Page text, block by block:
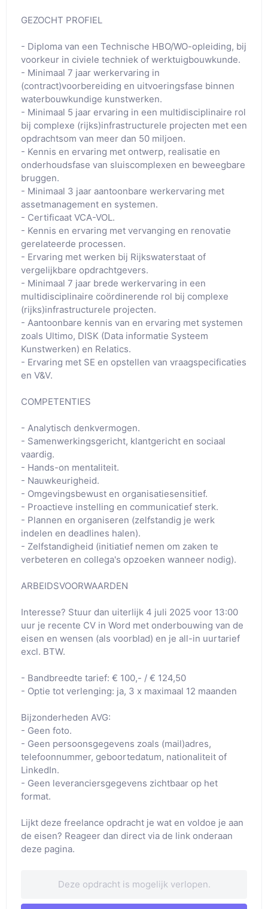
GEZOCHT PROFIEL
- Diploma van een Technische HBO/WO-opleiding, bij
voorkeur in civiele techniek of werktuigbouwkunde.
- Minimaal 7 jaar werkervaring in
(contract)voorbereiding en uitvoeringsfase binnen
waterbouwkundige kunstwerken.
- Minimaal 5 jaar ervaring in een multidisciplinaire rol
bij complexe (rijks)infrastructurele projecten met een
opdrachtsom van meer dan 50 miljoen.
- Kennis en ervaring met ontwerp, realisatie en
onderhoudsfase van sluiscomplexen en beweegbare
bruggen.
- Minimaal 3 jaar aantoonbare werkervaring met
assetmanagement en systemen.
- Certificaat VCA-VOL.
- Kennis en ervaring met vervanging en renovatie
gerelateerde processen.
- Ervaring met werken bij Rijkswaterstaat of
vergelijkbare opdrachtgevers.
- Minimaal 7 jaar brede werkervaring in een
multidisciplinaire coördinerende rol bij complexe
(rijks)infrastructurele projecten.
- Aantoonbare kennis van en ervaring met systemen
zoals Ultimo, DISK (Data informatie Systeem
Kunstwerken) en Relatics.
- Ervaring met SE en opstellen van vraagspecificaties
en V&V.
COMPETENTIES
- Analytisch denkvermogen.
- Samenwerkingsgericht, klantgericht en sociaal
vaardig.
- Hands-on mentaliteit.
- Nauwkeurigheid.
- Omgevingsbewust en organisatiesensitief.
- Proactieve instelling en communicatief sterk.
- Plannen en organiseren (zelfstandig je werk
indelen en deadlines halen).
- Zelfstandigheid (initiatief nemen om zaken te
verbeteren en collega's opzoeken wanneer nodig).
ARBEIDSVOORWAARDEN
Interesse? Stuur dan uiterlijk 4 juli 2025 voor 13:00
uur je recente CV in Word met onderbouwing van de
eisen en wensen (als voorblad) en je all-in uurtarief
excl. BTW.
- Bandbreedte tarief: € 100,- / € 124,50
- Optie tot verlenging: ja, 3 x maximaal 12 maanden
Bijzonderheden AVG:
- Geen foto.
- Geen persoonsgegevens zoals (mail)adres,
telefoonnummer, geboortedatum, nationaliteit of
LinkedIn.
- Geen leveranciersgegevens zichtbaar op het
format.
Lijkt deze freelance opdracht je wat en voldoe je aan
de eisen? Reageer dan direct via de link onderaan
Deze opdracht is mogelijk verlopen.